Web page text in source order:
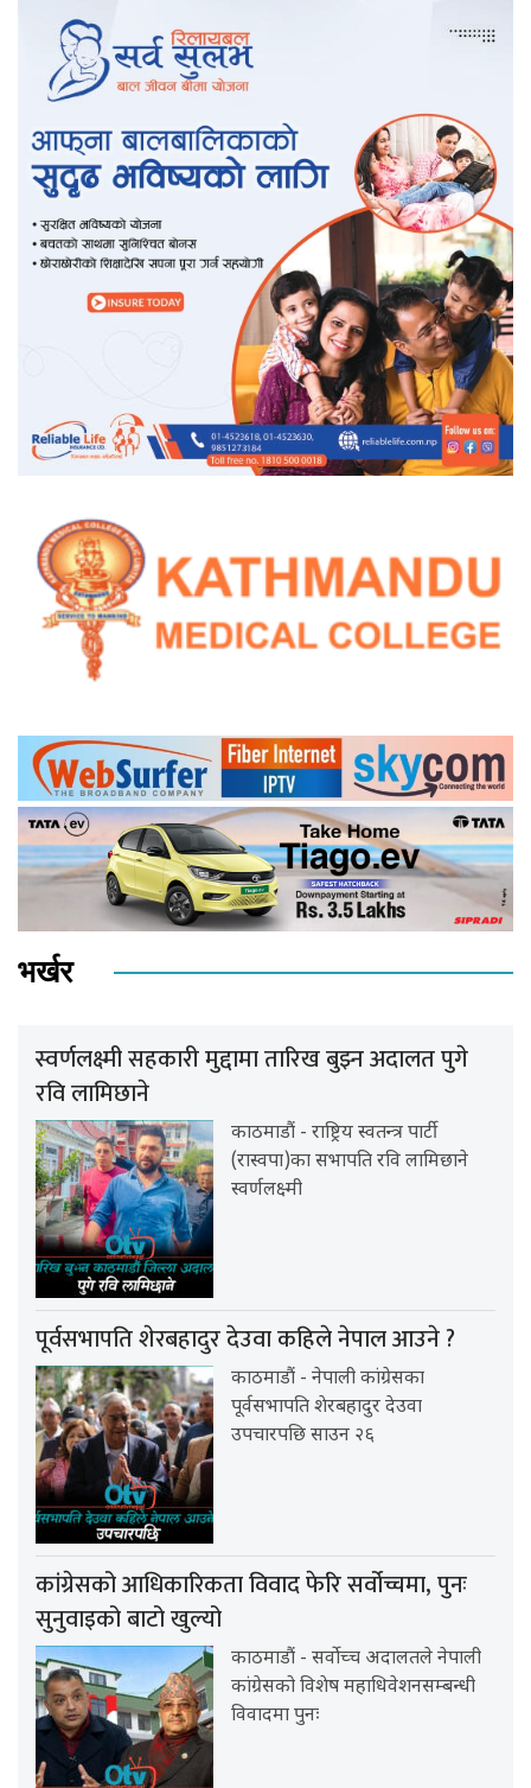
भर्खर
स्वर्णलक्ष्मी सहकारी मुद्दामा तारिख बुझ्न अदालत पुगे
रवि लामिछाने
काठमाडौं - राष्ट्रिय स्वतन्त्र पार्टी
(रास्वपा)का सभापति रवि लामिछाने
स्वर्णलक्ष्मी
पूर्वसभापति शेरबहादुर देउवा कहिले नेपाल आउने ?
काठमाडौं - नेपाली कांग्रेसका
पूर्वसभापति शेरबहादुर देउवा
उपचारपछि साउन २६
कांग्रेसको आधिकारिकता विवाद फेरि सर्वोच्चमा, पुनः
सुनुवाइको बाटो खुल्यो
काठमाडौं - सर्वोच्च अदालतले नेपाली
कांग्रेसको विशेष महाधिवेशनसम्बन्धी
विवादमा पुनः